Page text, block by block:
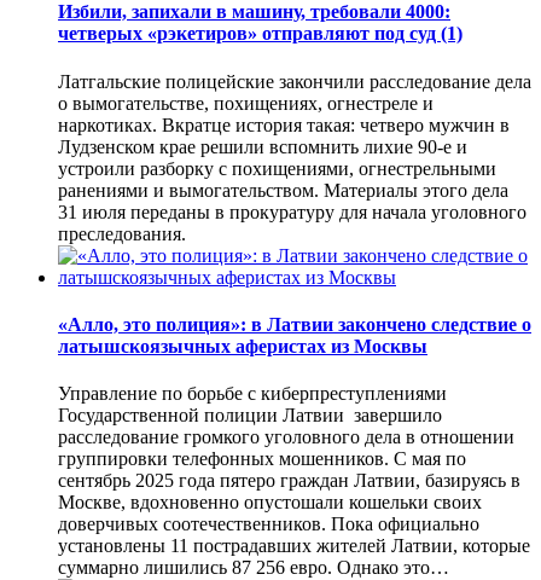
Избили, запихали в машину, требовали 4000:
четверых «рэкетиров» отправляют под суд (1)
Латгальские полицейские закончили расследование дела
о вымогательстве, похищениях, огнестреле и
наркотиках. Вкратце история такая: четверо мужчин в
Лудзенском крае решили вспомнить лихие 90-е и
устроили разборку с похищениями, огнестрельными
ранениями и вымогательством. Материалы этого дела
31 июля переданы в прокуратуру для начала уголовного
преследования.
«Алло, это полиция»: в Латвии закончено следствие о
латышскоязычных аферистах из Москвы
Управление по борьбе с киберпреступлениями
Государственной полиции Латвии завершило
расследование громкого уголовного дела в отношении
группировки телефонных мошенников. С мая по
сентябрь 2025 года пятеро граждан Латвии, базируясь в
Москве, вдохновенно опустошали кошельки своих
доверчивых соотечественников. Пока официально
установлены 11 пострадавших жителей Латвии, которые
суммарно лишились 87 256 евро. Однако это…